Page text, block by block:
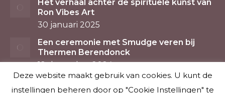
Het verhaal achter de spirituele kunst van
Ron Vibes Art
30 januari 2025
Een ceremonie met Smudge veren bij
Thermen Berendonck
12 december 2024
Deze website maakt gebruik van cookies. U kunt de
instellingen beheren door op "Cookie Instellingen" te